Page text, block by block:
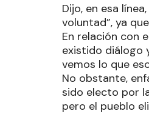
Dijo, en esa
voluntad”, ya
En relación con
existido diálogo
vemos lo que
No obstante,
sido electo por
pero el pueblo